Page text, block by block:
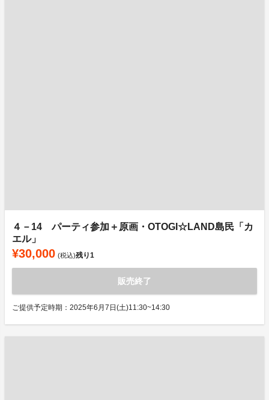
４－14 パーティ参加＋原画・OTOGI☆LAND島民「カ
エル」
¥30,000 (税込)残り1
販売終了
ご提供予定時期：2025年6月7日(土)11:30~14:30